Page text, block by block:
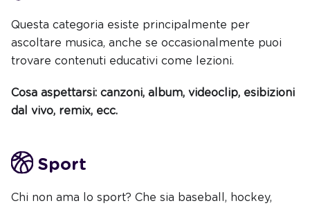
Questa categoria esiste principalmente per
ascoltare musica, anche se occasionalmente puoi
trovare contenuti educativi come lezioni.
Cosa aspettarsi: canzoni, album, videoclip, esibizioni
dal vivo, remix, ecc.
Sport
Chi non ama lo sport? Che sia baseball, hockey,